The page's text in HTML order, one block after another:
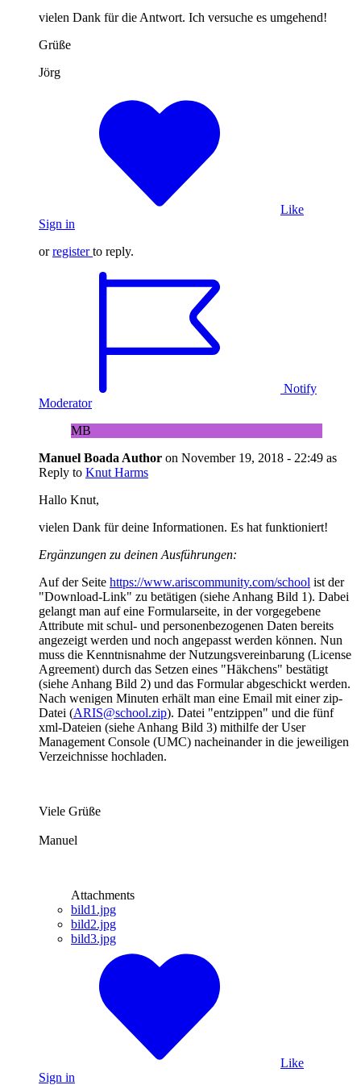
vielen Dank für die Antwort. Ich versuche es umgehend!
Grüße
Jörg
Like
Sign in
orregister to reply.
Notify
Moderator
MB
Manuel Boada Author on November 19, 2018 - 22:49 as
Reply to Knut Harms
Hallo Knut,
vielen Dank für deine Informationen. Es hat funktioniert!
Ergänzungen zu deinen Ausführungen:
Auf der Seite https://www.ariscommunity.com/school ist der
"Download-Link" zu betätigen (siehe Anhang Bild 1). Dabei
gelangt man auf eine Formularseite, in der vorgegebene
Attribute mit schul- und personenbezogenen Daten bereits
angezeigt werden und noch angepasst werden können. Nun
muss die Kenntnisnahme der Nutzungsvereinbarung (License
Agreement) durch das Setzen eines "Häkchens" bestätigt
(siehe Anhang Bild 2) und das Formular abgeschickt werden.
Nach wenigen Minuten erhält man eine Email mit einer zip-
Datei (ARIS@school.zip). Datei "entzippen" und die fünf
xml-Dateien (siehe Anhang Bild 3) mithilfe der User
Management Console (UMC) nacheinander in die jeweiligen
Verzeichnisse hochladen.
Viele Grüße
Manuel
Attachments
bild1.jpg
bild2.jpg
bild3.jpg
Like
Sign in